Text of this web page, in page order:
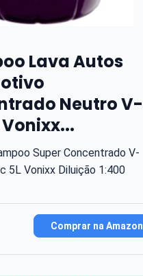
Lava Autos
Neutro V-
Vonixx...
Super Concentrado V-
5L Vonixx Diluição 1:400
Comprar na Amazon